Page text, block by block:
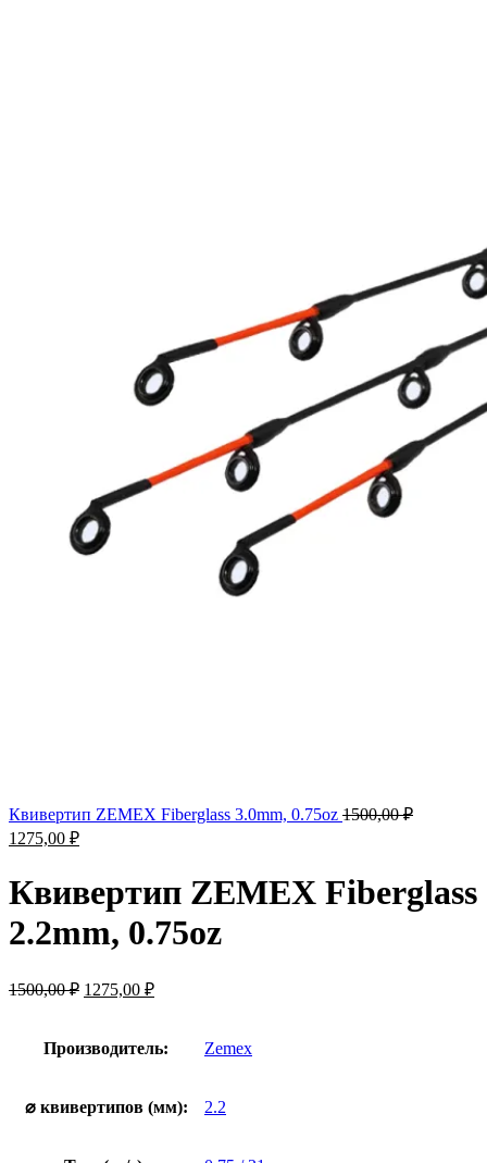
Квивертип ZEMEX Fiberglass 3.0mm, 0.75oz 1500,00₽
1275,00 ₽
Квивертип ZEMEX Fiberglass
2.2mm, 0.75oz
1500,00₽ 1275,00 ₽
Производитель: Zemex
⌀ квивертипов (мм): 2.2